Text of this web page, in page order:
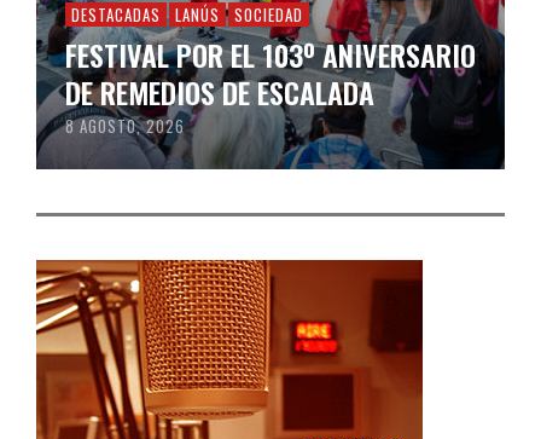
DESTACADAS LANÚS SOCIEDAD
FESTIVAL POR EL 103º ANIVERSARIO
DE REMEDIOS DE ESCALADA
8 AGOSTO, 2026